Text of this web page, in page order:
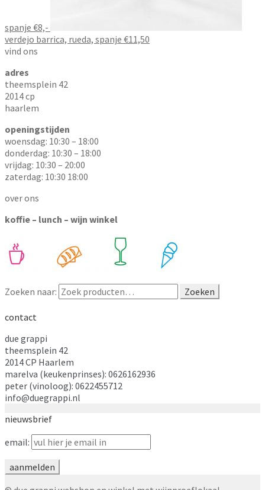
spanje €8,-
verdejo barrica, rueda, spanje €11,50
vind ons
adres
theemsplein 42
2014 cp
haarlem
openingstijden
woensdag: 10:30 – 18:00
donderdag: 10:30 – 18:00
vrijdag: 10:30 – 20:00
zaterdag: 10:30 18:00
over ons
koffie – lunch – wijn winkel
Zoeken naar: Zoeken
contact
due grappi
theemsplein 42
2014 CP Haarlem
marelva (keukenprinses): 0626162936
peter (vinoloog): 0622455712
info@duegrappi.nl
nieuwsbrief
email: